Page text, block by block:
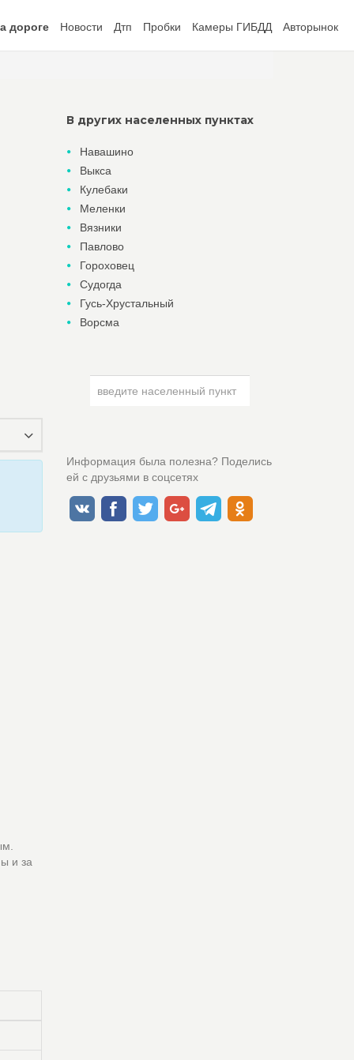
дороге Новости Дтп Пробки Камеры ГИБДД Авторынок
и за
В других населенных пунктах
Навашино
Выкса
Кулебаки
Меленки
Вязники
Павлово
Гороховец
Судогда
Гусь-Хрустальный
Ворсма
Информация была полезна? Поделись
ей с друзьями в соцсетях